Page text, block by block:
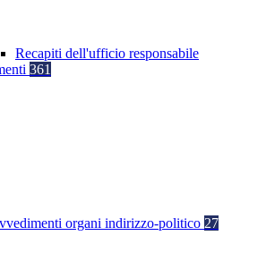
Recapiti dell'ufficio responsabile
361
organi indirizzo-politico 27